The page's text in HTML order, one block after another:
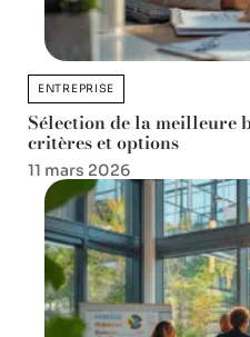
ENTREPRISE
Sélection de la meilleure
critères et options
11 mars 2026